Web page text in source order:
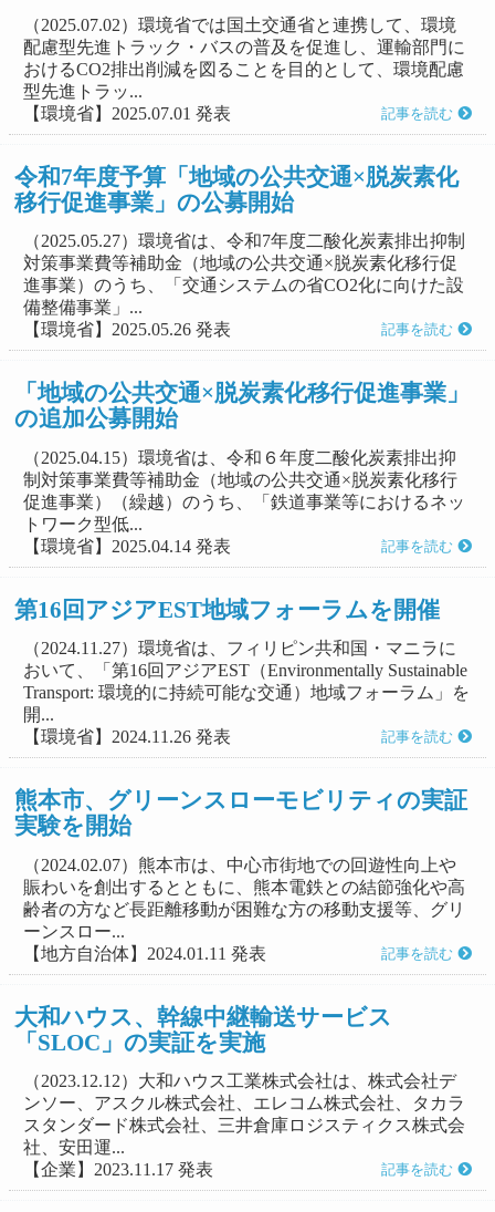
（2025.07.02）環境省では国土交通省と連携して、環境
配慮型先進トラック・バスの普及を促進し、運輸部門に
おけるCO2排出削減を図ることを目的として、環境配慮
型先進トラッ...
【環境省】2025.07.01 発表
記事を読む
令和7年度予算「地域の公共交通×脱炭素化
移行促進事業」の公募開始
（2025.05.27）環境省は、令和7年度二酸化炭素排出抑制
対策事業費等補助金（地域の公共交通×脱炭素化移行促
進事業）のうち、「交通システムの省CO2化に向けた設
備整備事業」...
【環境省】2025.05.26 発表
記事を読む
「地域の公共交通×脱炭素化移行促進事業」
の追加公募開始
（2025.04.15）環境省は、令和６年度二酸化炭素排出抑
制対策事業費等補助金（地域の公共交通×脱炭素化移行
促進事業）（繰越）のうち、「鉄道事業等におけるネッ
トワーク型低...
【環境省】2025.04.14 発表
記事を読む
第16回アジアEST地域フォーラムを開催
（2024.11.27）環境省は、フィリピン共和国・マニラに
おいて、「第16回アジアEST（Environmentally Sustainable
Transport: 環境的に持続可能な交通）地域フォーラム」を
開...
【環境省】2024.11.26 発表
記事を読む
熊本市、グリーンスローモビリティの実証
実験を開始
（2024.02.07）熊本市は、中心市街地での回遊性向上や
賑わいを創出するとともに、熊本電鉄との結節強化や高
齢者の方など長距離移動が困難な方の移動支援等、グリ
ーンスロー...
【地方自治体】2024.01.11 発表
記事を読む
大和ハウス、幹線中継輸送サービス
「SLOC」の実証を実施
（2023.12.12）大和ハウス工業株式会社は、株式会社デ
ンソー、アスクル株式会社、エレコム株式会社、タカラ
スタンダード株式会社、三井倉庫ロジスティクス株式会
社、安田運...
【企業】2023.11.17 発表
記事を読む